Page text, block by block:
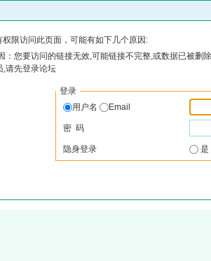
限访问此页面，可能有如下几个原因:
：您要访问的链接无效,可能链接不完整,或数据已被删
,请先登录论坛
登录
用户名
Email
密 码
隐身登录